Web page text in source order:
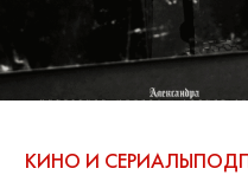
КИНО И СЕРИАЛЫ